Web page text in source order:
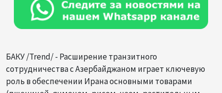
БАКУ /Trend/ - Расширение транзитного
сотрудничества с Азербайджаном играет ключевую
роль в обеспечении Ирана основными товарами